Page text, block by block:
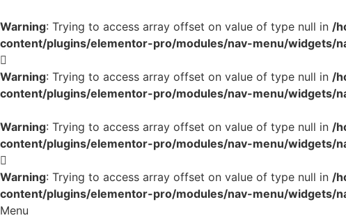
Warning: Trying to access array offset on value of type null in /
content/plugins/elementor-pro/modules/nav-menu/widgets/
Warning: Trying to access array offset on value of type null in /
content/plugins/elementor-pro/modules/nav-menu/widgets/
Warning: Trying to access array offset on value of type null in /
content/plugins/elementor-pro/modules/nav-menu/widgets/
Warning: Trying to access array offset on value of type null in /
content/plugins/elementor-pro/modules/nav-menu/widgets/
Menu